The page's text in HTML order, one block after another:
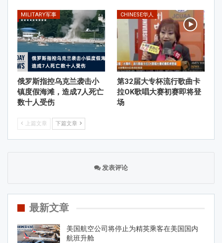
MILITARY军事
俄罗斯指控乌克兰袭击小
镇度假海滩，造成7人死亡
数十人受伤
CHINESE华人
第32届大专杯流行歌曲卡
拉OK歌唱大赛初赛即将登
场
上篇文章 下篇文章
发表评论
最新文章
美国航空公司将停止为精英乘客在美国国内
航班升舱